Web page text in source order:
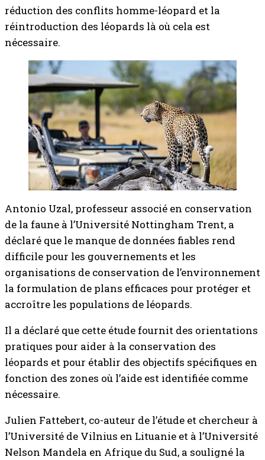
réduction des conflits homme-léopard et la
réintroduction des léopards là où cela est
nécessaire.
Antonio Uzal, professeur associé en conservation
de la faune à l’Université Nottingham Trent, a
déclaré que le manque de données fiables rend
difficile pour les gouvernements et les
organisations de conservation de l’environnement
la formulation de plans efficaces pour protéger et
accroître les populations de léopards.
Il a déclaré que cette étude fournit des orientations
pratiques pour aider à la conservation des
léopards et pour établir des objectifs spécifiques en
fonction des zones où l’aide est identifiée comme
nécessaire.
Julien Fattebert, co-auteur de l’étude et chercheur à
l’Université de Vilnius en Lituanie et à l’Université
Nelson Mandela en Afrique du Sud, a souligné la